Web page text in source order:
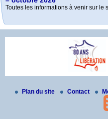
Palmarès C.N.R.D.
Bravo à toutes et tous, élèves et profs.
Toutes les informations à venir sur le
Mai 2026 -
Rendez-vous devant la maison où
Septembre 2025 - 81
La commémoration du 81e
Plan du site Contact